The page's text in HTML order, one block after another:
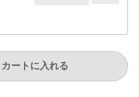
カートに入れる